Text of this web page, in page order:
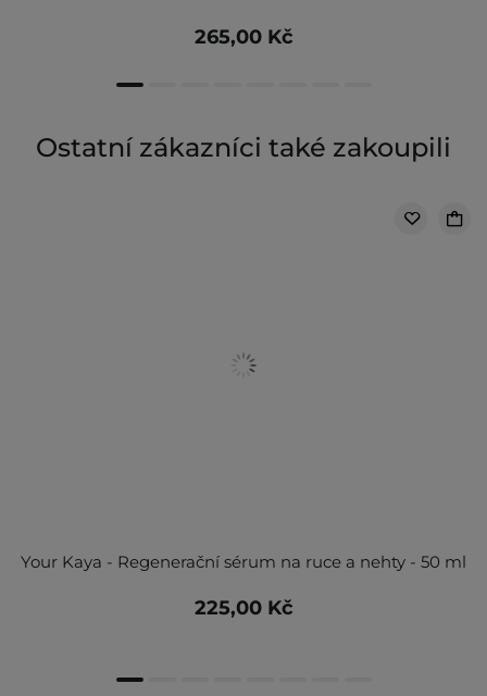
265,00 Kč
Ostatní zákazníci také zakoupili
Your Kaya - Regenerační sérum na ruce a nehty - 50 ml
225,00 Kč